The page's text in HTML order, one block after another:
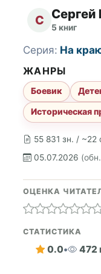
С 5 книг
55 831 зн. / ~22
05.07.2026
Серия: На
ЖАНРЫ
Боевик
Историческая
ОЦЕНКА
СТАТИСТИКА
0.0• 472